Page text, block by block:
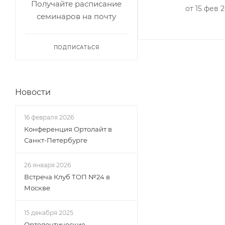
от 15 фев
Получайте расписание
семинаров на почту
ПОДПИСАТЬСЯ
Новости
16 февраля 2026
Конференция Ортолайт в
Санкт-Петербурге
26 января 2026
Встреча Клуб ТОП №24 в
Москве
15 декабря 2025